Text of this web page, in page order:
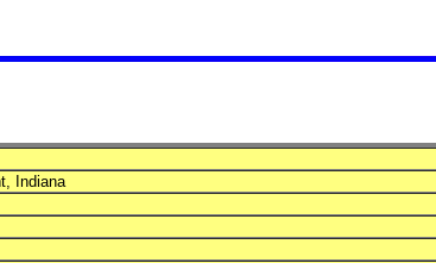
Indiana